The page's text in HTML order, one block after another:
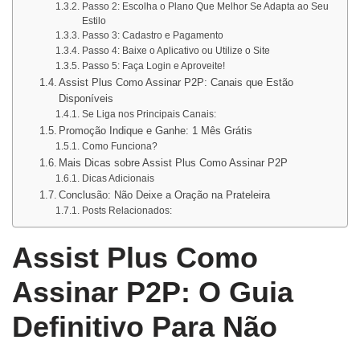
Passo 2: Escolha o Plano Que Melhor Se Adapta ao Seu
Estilo
Passo 3: Cadastro e Pagamento
Passo 4: Baixe o Aplicativo ou Utilize o Site
Passo 5: Faça Login e Aproveite!
Assist Plus Como Assinar P2P: Canais que Estão
Disponíveis
Se Liga nos Principais Canais:
Promoção Indique e Ganhe: 1 Mês Grátis
Como Funciona?
Mais Dicas sobre Assist Plus Como Assinar P2P
Dicas Adicionais
Conclusão: Não Deixe a Oração na Prateleira
Posts Relacionados:
Assist Plus Como
Assinar P2P: O Guia
Definitivo Para Não